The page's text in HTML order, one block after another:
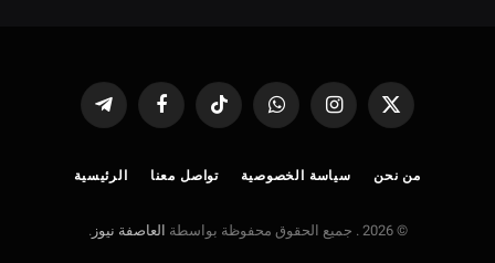
X
الانستغرامواتساب تيكتوك فيسبوك تيلقرام
من نحن سياسة الخصوصية تواصل معنا الرئيسية
© 2026 . جميع الحقوق محفوظة بواسطة العاصفة نيوز .